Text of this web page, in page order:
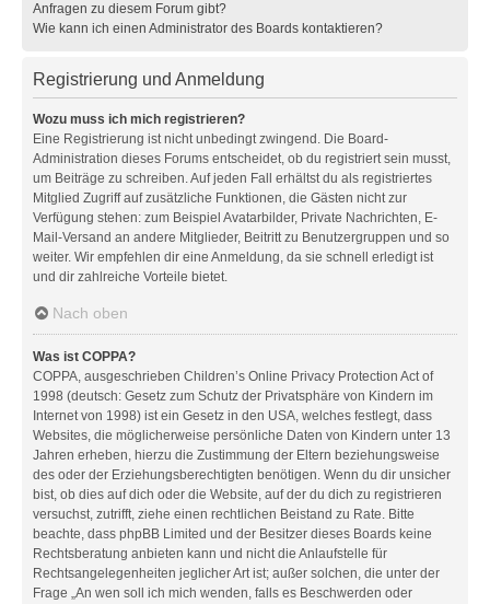
Anfragen zu diesem Forum gibt?
Wie kann ich einen Administrator des Boards kontaktieren?
Registrierung und Anmeldung
Wozu muss ich mich registrieren?
Eine Registrierung ist nicht unbedingt zwingend. Die Board-
Administration dieses Forums entscheidet, ob du registriert sein musst,
um Beiträge zu schreiben. Auf jeden Fall erhältst du als registriertes
Mitglied Zugriff auf zusätzliche Funktionen, die Gästen nicht zur
Verfügung stehen: zum Beispiel Avatarbilder, Private Nachrichten, E-
Mail-Versand an andere Mitglieder, Beitritt zu Benutzergruppen und so
weiter. Wir empfehlen dir eine Anmeldung, da sie schnell erledigt ist
und dir zahlreiche Vorteile bietet.
Nach oben
Was ist COPPA?
COPPA, ausgeschrieben Children’s Online Privacy Protection Act of
1998 (deutsch: Gesetz zum Schutz der Privatsphäre von Kindern im
Internet von 1998) ist ein Gesetz in den USA, welches festlegt, dass
Websites, die möglicherweise persönliche Daten von Kindern unter 13
Jahren erheben, hierzu die Zustimmung der Eltern beziehungsweise
des oder der Erziehungsberechtigten benötigen. Wenn du dir unsicher
bist, ob dies auf dich oder die Website, auf der du dich zu registrieren
versuchst, zutrifft, ziehe einen rechtlichen Beistand zu Rate. Bitte
beachte, dass phpBB Limited und der Besitzer dieses Boards keine
Rechtsberatung anbieten kann und nicht die Anlaufstelle für
Rechtsangelegenheiten jeglicher Art ist; außer solchen, die unter der
Frage „An wen soll ich mich wenden, falls es Beschwerden oder